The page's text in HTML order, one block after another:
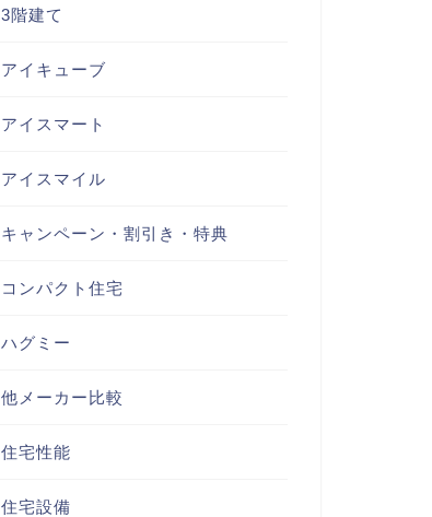
3階建て
アイキューブ
アイスマート
アイスマイル
キャンペーン・割引き・特典
コンパクト住宅
ハグミー
他メーカー比較
住宅性能
住宅設備